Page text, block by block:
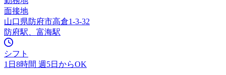
面接地
山口県防府市高倉1-3-32
防府駅、富海駅
シフト
1日8時間 週5日からOK